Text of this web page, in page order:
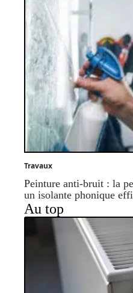
Travaux
Peinture anti-bruit : la
un isolante phonique
Au top